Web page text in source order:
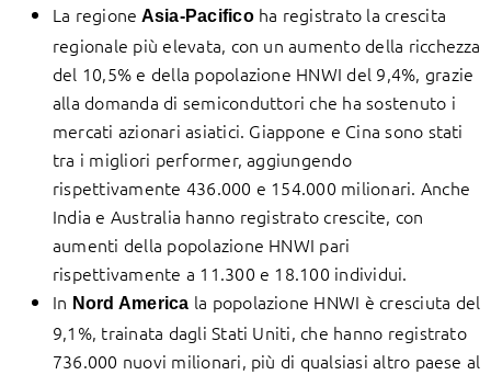
La regione Asia-Pacifico ha registrato la crescita
regionale più elevata, con un aumento della ricchezza
del 10,5% e della popolazione HNWI del 9,4%, grazie
alla domanda di semiconduttori che ha sostenuto i
mercati azionari asiatici. Giappone e Cina sono stati
tra i migliori performer, aggiungendo
rispettivamente 436.000 e 154.000 milionari. Anche
India e Australia hanno registrato crescite, con
aumenti della popolazione HNWI pari
rispettivamente a 11.300 e 18.100 individui.
In Nord America la popolazione HNWI è cresciuta del
9,1%, trainata dagli Stati Uniti, che hanno registrato
736.000 nuovi milionari, più di qualsiasi altro paese al